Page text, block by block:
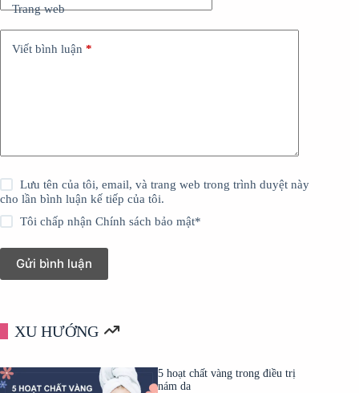
Trang web
Viết bình luận *
Lưu tên của tôi, email, và trang web trong trình duyệt này
cho lần bình luận kế tiếp của tôi.
Tôi chấp nhậnChính sách bảo mật*
Gửi bình luận
XU HƯỚNG
5 hoạt chất vàng trong điều trị
nám da